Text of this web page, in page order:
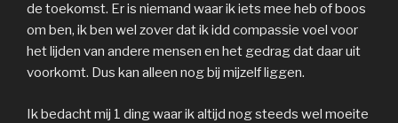
de toekomst. Er is niemand waar ik iets mee heb of boos
om ben, ik ben wel zover dat ik idd compassie voel voor
het lijden van andere mensen en het gedrag dat daar uit
voorkomt. Dus kan alleen nog bij mijzelf liggen.
Ik bedacht mij 1 ding waar ik altijd nog steeds wel moeite